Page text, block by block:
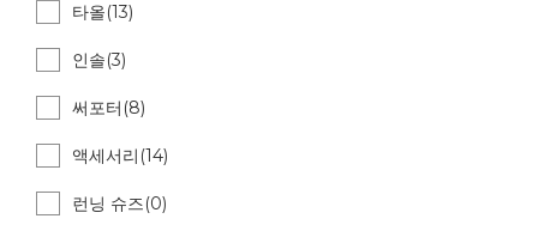
타올(13)
인솔(3)
써포터(8)
액세서리(14)
런닝 슈즈(0)